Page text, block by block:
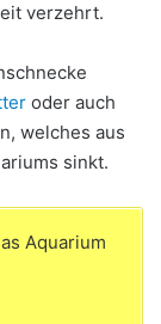
verzehrt.
oder auch
welches aus
sinkt.
Aquarium